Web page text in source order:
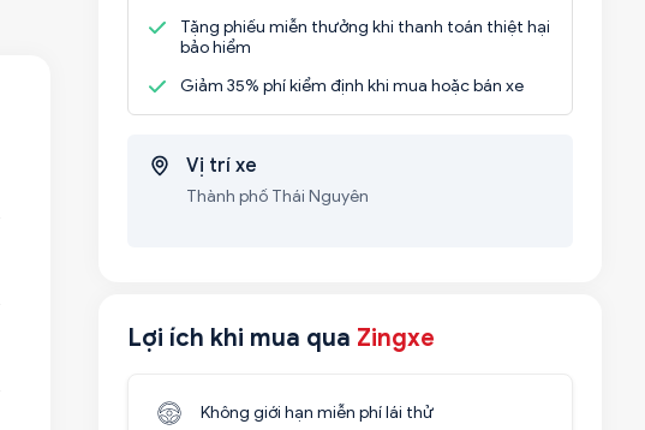
Tặng phiếu miễn thưởng khi thanh toán thiệt hại
bảo hiểm
Giảm 35% phí kiểm định khi mua hoặc bán xe
Vị trí xe
Thành phố Thái Nguyên
Lợi ích khi mua qua Zingxe
Không giới hạn miễn phí lái thử